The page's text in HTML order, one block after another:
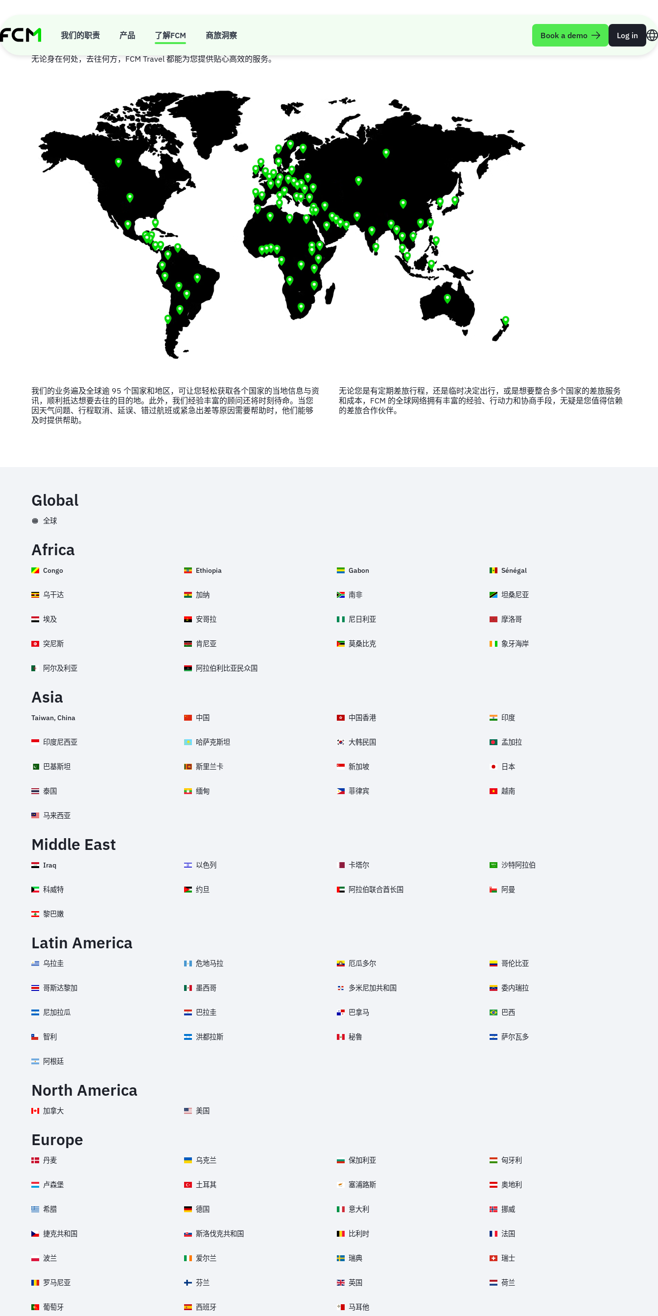
content
我们的职责 产品 了解FCM 商旅洞察 Book a demo Log in
全球网络
无论身在何处，去往何方，FCM Travel 都能为您提供贴心高效的服务。
我们的业务遍及全球逾 95 个国家和地区，可让您轻松获取各个国家的当地信息与资
讯，顺利抵达想要去往的目的地。此外，我们经验丰富的顾问还将时刻待命。当您
因天气问题、行程取消、延误、错过航班或紧急出差等原因需要帮助时，他们能够
及时提供帮助。
无论您是有定期差旅行程，还是临时决定出行，或是想要整合多个国家的差旅服务
和成本，FCM 的全球网络拥有丰富的经验、行动力和协商手段，无疑是您值得信赖
的差旅合作伙伴。
Global
全球
Africa
Congo Ethiopia Gabon Sénégal
乌干达 加纳 南非 坦桑尼亚
埃及 安哥拉 尼日利亚 摩洛哥
突尼斯 肯尼亚 莫桑比克 象牙海岸
阿尔及利亚 阿拉伯利比亚民众国
Asia
Taiwan, China 中国 中国香港 印度
印度尼西亚 哈萨克斯坦 大韩民国 孟加拉
巴基斯坦 斯里兰卡 新加坡 日本
泰国 缅甸 菲律宾 越南
马来西亚
Middle East
Iraq 以色列 卡塔尔 沙特阿拉伯
科威特 约旦 阿拉伯联合酋长国 阿曼
黎巴嫩
Latin America
乌拉圭 危地马拉 厄瓜多尔 哥伦比亚
哥斯达黎加 墨西哥 多米尼加共和国 委内瑞拉
尼加拉瓜 巴拉圭 巴拿马 巴西
智利 洪都拉斯 秘鲁 萨尔瓦多
阿根廷
North America
加拿大 美国
Europe
丹麦 乌克兰 保加利亚 匈牙利
卢森堡 土耳其 塞浦路斯 奥地利
希腊 德国 意大利 挪威
捷克共和国 斯洛伐克共和国 比利时 法国
波兰 爱尔兰 瑞典 瑞士
罗马尼亚 芬兰 英国 荷兰
葡萄牙 西班牙 马耳他